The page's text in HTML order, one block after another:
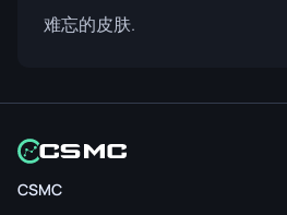
难忘的皮肤.
CSMC